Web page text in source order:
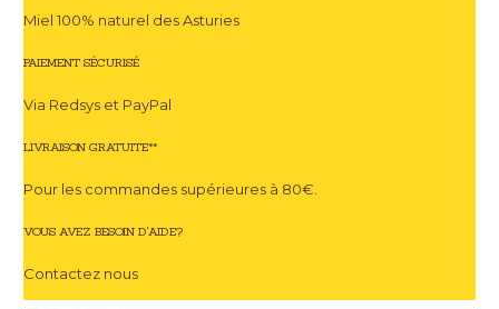
Miel 100% naturel des Asturies
PAIEMENT SÉCURISÉ
Via Redsys et PayPal
LIVRAISON GRATUITE**
Pour les commandes supérieures à 80€.
VOUS AVEZ BESOIN D'AIDE?
Contactez nous